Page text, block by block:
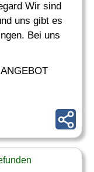
Wir sind
uns gibt es
Bei uns